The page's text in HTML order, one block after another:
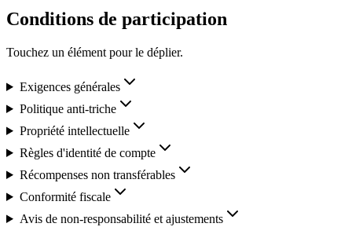
Conditions de participation
Touchez un élément pour le déplier.
Exigences générales
Politique anti-triche
Propriété intellectuelle
Règles d'identité de compte
Récompenses non transférables
Conformité fiscale
Avis de non-responsabilité et ajustements